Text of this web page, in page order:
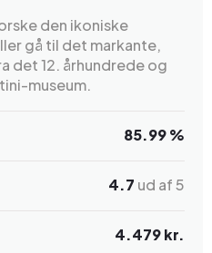
den ikoniske
gå til det markante,
det 12. århundrede og
museum.
85.99 %
4.7 ud af 5
4.479 kr.